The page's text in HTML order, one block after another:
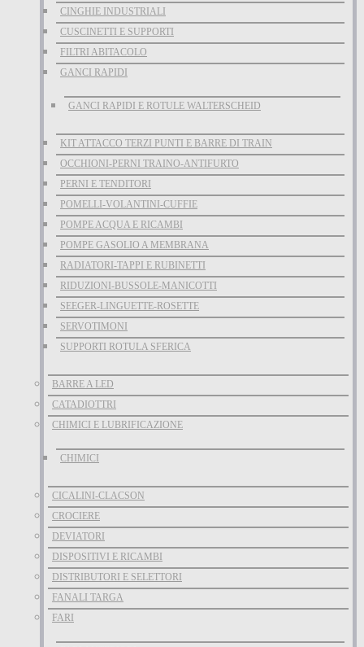
CINGHIE INDUSTRIALI
CUSCINETTI E SUPPORTI
FILTRI ABITACOLO
GANCI RAPIDI
GANCI RAPIDI E ROTULE WALTERSCHEID
KIT ATTACCO TERZI PUNTI E BARRE DI TRAIN
OCCHIONI-PERNI TRAINO-ANTIFURTO
PERNI E TENDITORI
POMELLI-VOLANTINI-CUFFIE
POMPE ACQUA E RICAMBI
POMPE GASOLIO A MEMBRANA
RADIATORI-TAPPI E RUBINETTI
RIDUZIONI-BUSSOLE-MANICOTTI
SEEGER-LINGUETTE-ROSETTE
SERVOTIMONI
SUPPORTI ROTULA SFERICA
BARRE A LED
CATADIOTTRI
CHIMICI E LUBRIFICAZIONE
CHIMICI
CICALINI-CLACSON
CROCIERE
DEVIATORI
DISPOSITIVI E RICAMBI
DISTRIBUTORI E SELETTORI
FANALI TARGA
FARI